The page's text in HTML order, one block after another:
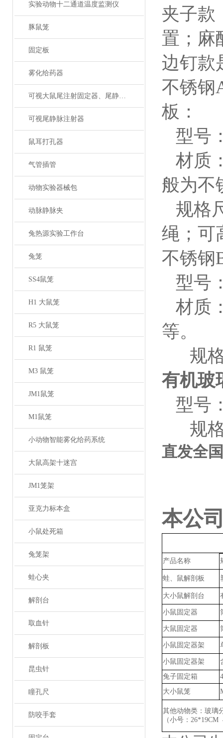
实验动物十二通道温度监测仪
豚鼠笼
固定板
雾化给药器
可视大鼠尾注射固定器、尾静脉注射
可视尾静脉注射器
鼠耳打孔器
气管插管
动物实验器械包
动脉静脉夹
兔热源实验工作台
兔笼
SS4鼠笼
H1 大鼠笼
R5 大鼠笼
R1 鼠笼
M3 鼠笼
JM1鼠笼
M1鼠笼
小动物智能雾化给药系统
大鼠高架十迷宫
JM1笼架
亚克力标本盒
小鼠处死箱
兔笼架
蛙心夹
解剖台
取血针
解剖板
昆虫针
瞳孔尺
防咬手套
夹子款
置 ； 麻
边钉款
不锈钢
板：
型号
材质
般为不
规格
绳 ；
不锈钢
型号
材质
等。
规
有机玻
型号
规
直发全
本公
产品名称
蛙、鼠解剖板
大小鼠解剖台
小鼠固定器
大鼠固定器
小鼠固定器架
小鼠固定器架
兔子固定箱
大小鼠笼
其他动物类：玻璃
（小号： 26*19CM